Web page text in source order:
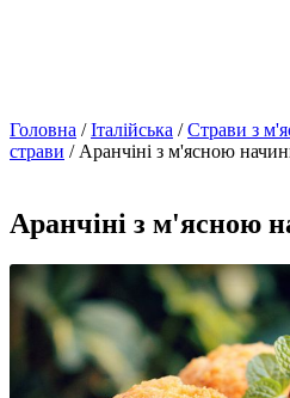
Головна /Італійська /Страви з
страви / Аранчіні з м'ясною
Аранчіні з м'ясною